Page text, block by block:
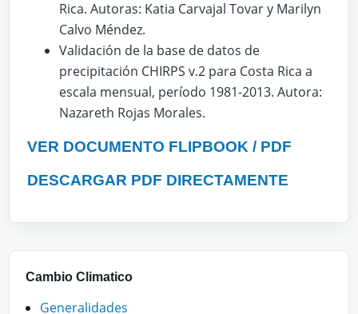
Rica. Autoras: Katia Carvajal Tovar y Marilyn
Calvo Méndez.
Validación de la base de datos de
precipitación CHIRPS v.2 para Costa Rica a
escala mensual, período 1981-2013. Autora:
Nazareth Rojas Morales.
VER DOCUMENTO FLIPBOOK / PDF
DESCARGAR PDF DIRECTAMENTE
Cambio Climatico
Generalidades